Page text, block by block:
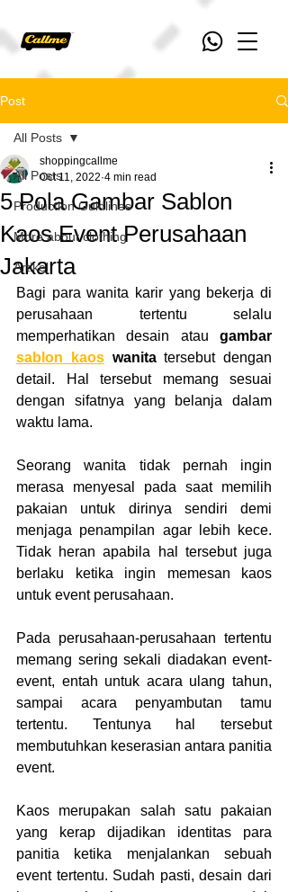
Post
All Posts
Production Guidlines
More about clothing
Artikel
All Posts
5 Pola Gambar Sablon
Kaos Event Perusahaan
Jakarta
shoppingcallme
Oct 11, 2022 4 min read
Bagi para wanita karir yang bekerja di
perusahaan tertentu selalu
memperhatikan desain atau
sablon kaos wanita tersebut dengan
detail. Hal tersebut memang sesuai
dengan sifatnya yang belanja dalam
waktu lama.
Seorang wanita tidak pernah ingin
merasa menyesal pada saat memilih
pakaian untuk dirinya sendiri demi
menjaga penampilan agar lebih kece.
Tidak heran apabila hal tersebut juga
berlaku ketika ingin memesan kaos
untuk event perusahaan.
Pada perusahaan-perusahaan tertentu
memang sering sekali diadakan event-
event, entah untuk acara ulang tahun,
sampai acara penyambutan tamu
tertentu. Tentunya hal tersebut
membutuhkan keserasian antara panitia
event.
Kaos merupakan salah satu pakaian
yang kerap dijadikan identitas para
panitia ketika menjalankan sebuah
event tertentu. Sudah pasti, desain dari